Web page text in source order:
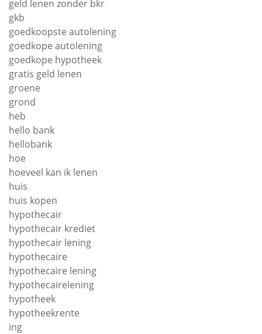
geld lenen zonder bkr
gkb
goedkoopste autolening
goedkope autolening
goedkope hypotheek
gratis geld lenen
groene
grond
heb
hello bank
hellobank
hoe
hoeveel kan ik lenen
huis
huis kopen
hypothecair
hypothecair krediet
hypothecair lening
hypothecaire
hypothecaire lening
hypothecairelening
hypotheek
hypotheekrente
ing